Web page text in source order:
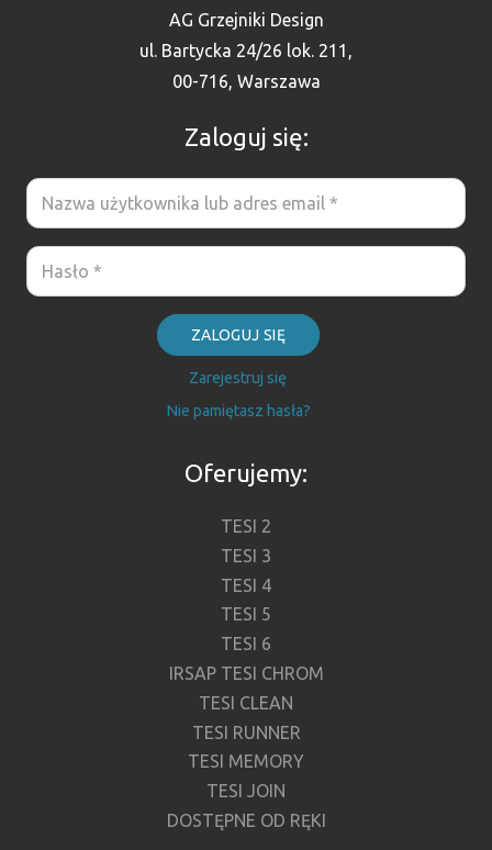
AG Grzejniki Design
ul. Bartycka 24/26 lok. 211,
00-716, Warszawa
Zaloguj się:
ZALOGUJ SIĘ
Zarejestruj się
Nie pamiętasz hasła?
Oferujemy:
TESI 2
TESI 3
TESI 4
TESI 5
TESI 6
IRSAP TESI CHROM
TESI CLEAN
TESI RUNNER
TESI MEMORY
TESI JOIN
DOSTĘPNE OD RĘKI